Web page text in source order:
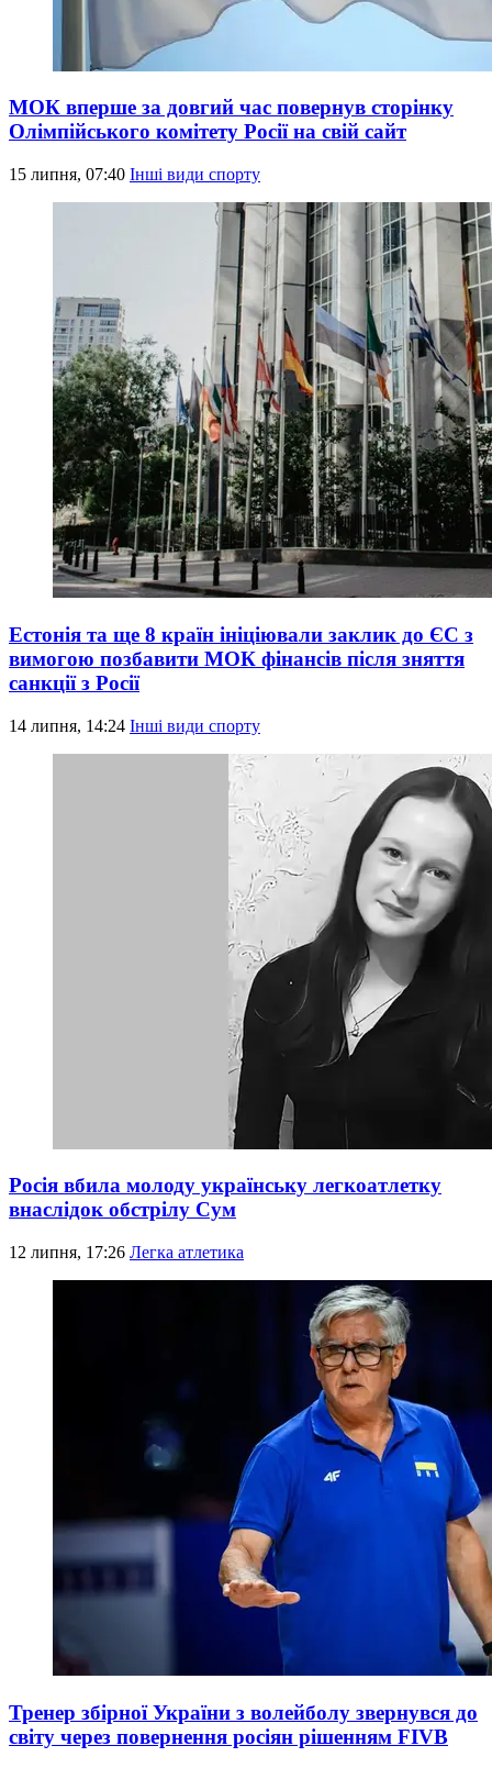
МОК вперше за довгий час повернув сторінку
Олімпійського комітету Росії на свій сайт
15 липня, 07:40 Інші види спорту
Естонія та ще 8 країн ініціювали заклик до ЄС з
вимогою позбавити МОК фінансів після зняття
санкції з Росії
14 липня, 14:24 Інші види спорту
Росія вбила молоду українську легкоатлетку
внаслідок обстрілу Сум
12 липня, 17:26 Легка атлетика
Тренер збірної України з волейболу звернувся до
світу через повернення росіян рішенням FIVB